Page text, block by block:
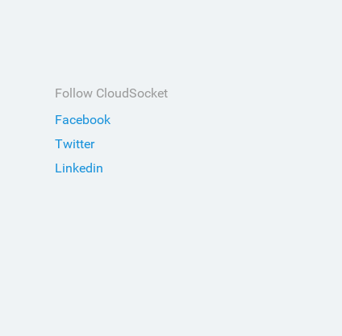
Follow CloudSocket
Facebook
Twitter
Linkedin